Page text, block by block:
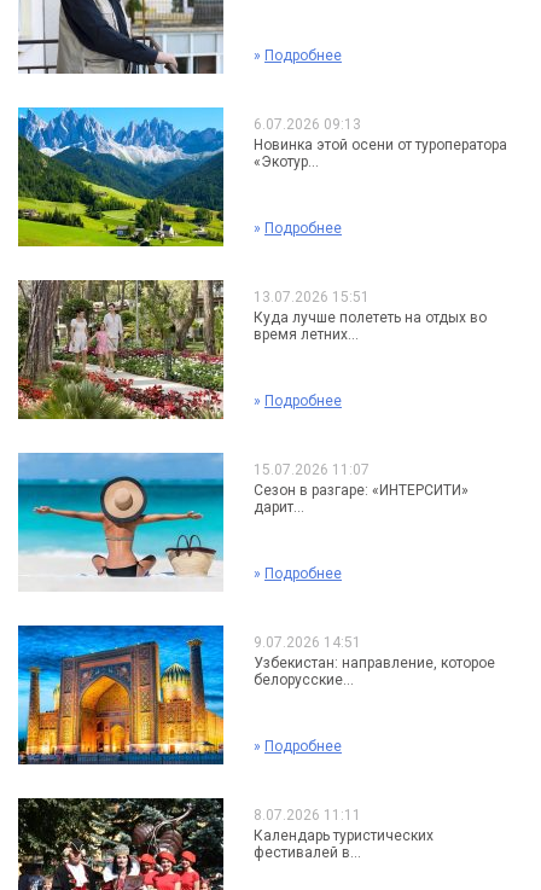
» Подробнее
6.07.2026 09:13
Новинка этой осени от туроператора
«Экотур...
» Подробнее
13.07.2026 15:51
Куда лучше полететь на отдых во
время летних...
» Подробнее
15.07.2026 11:07
Сезон в разгаре: «ИНТЕРСИТИ»
дарит...
» Подробнее
9.07.2026 14:51
Узбекистан: направление, которое
белорусские...
» Подробнее
8.07.2026 11:11
Календарь туристических
фестивалей в...